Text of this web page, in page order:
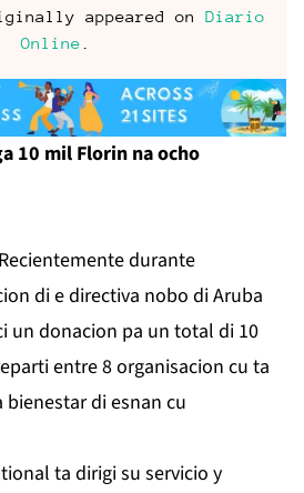
appeared on Diario
Online
10 mil Florin na ocho
Recientemente durante
di e directiva nobo di Aruba
un donacion pa un total di 10
entre 8 organisacion cu ta
di esnan cu
ta dirigi su servicio y